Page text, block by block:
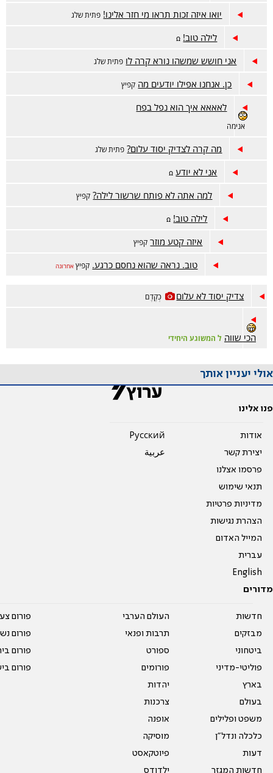
יואו איזה זכות תראו מי חזר אלינו! פתית שלג
לילה טוב! ꭥ
אני חושש שמשהו נורא קרה לו פתית שלג
כן. אנחנו אפילו יודעים מה קפיץ
לאאאא איך הוא נפל בפח
אנימה
מה קרה לצדיק יסוד עלום? פתית שלג
אני לא יודע ꭥ
למה אתה לא פותח שרשור לילה? קפיץ
לילה טוב! ꭥ
איזה קטע מוזר קפיץ
טוב. נראה שהוא נחסם כרגע. קפיץ אחרונה
צדיק יסוד לא עלום כְּקֶדֶם
הכי שווה ל המשוגע היחידי
אולי יעניין אותך
פנו אלינו
אודות
יצירת קשר
פרסמו אצלנו
תנאי שימוש
מדיניות פרטיות
הצהרת נגישות
המייל האדום
עברית
English
Pусский
عربية
מדורים
חדשות
מבזקים
ביטחוני
פוליטי-מדיני
בארץ
בעולם
משפט ופלילים
כלכלה ונדל"ן
דעות
חדשות המגזר
העולם הערבי
תרבות ופנאי
ספורט
פורומים
יהדות
צרכנות
אופנה
מוסיקה
פיוטקאסט
ילדודס
פורום
פורום
פורום
פורום